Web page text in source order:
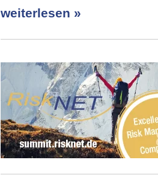
weiterlesen »